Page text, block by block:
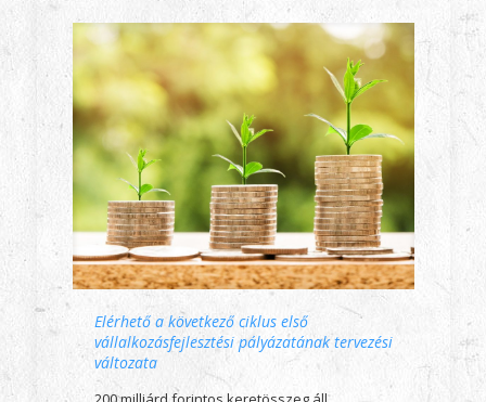
Elérhető a következő ciklus első
vállalkozásfejlesztési pályázatának tervezési
változata